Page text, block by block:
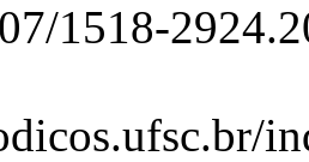
1518-